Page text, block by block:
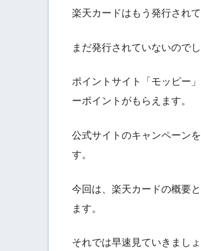
楽天カードはもう発行されて
まだ発行されていないので
ポイントサイト「モッピー
ーポイントがもらえます。
公式サイトのキャンペーン
す。
今回は、楽天カードの概要
ます。
それでは早速見ていきましょ